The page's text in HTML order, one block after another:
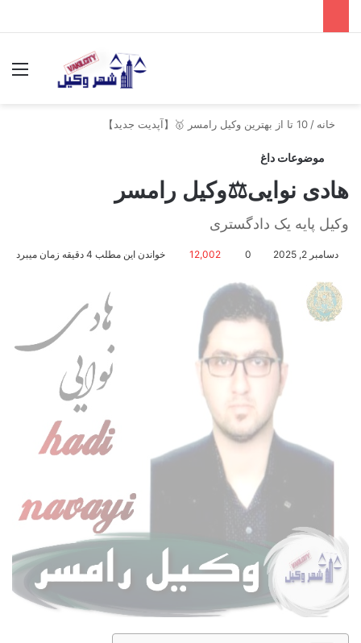
خانه / 10 تا از بهترین وکیل رامسر 🥇【آپدیت جدید】
موضوعات داغ
هادی نوایی⚖️وکیل رامسر
وکیل پایه یک دادگستری
دسامبر 2, 2025 0
12,002 خواندن این مطلب 4 دقیقه زمان میبرد